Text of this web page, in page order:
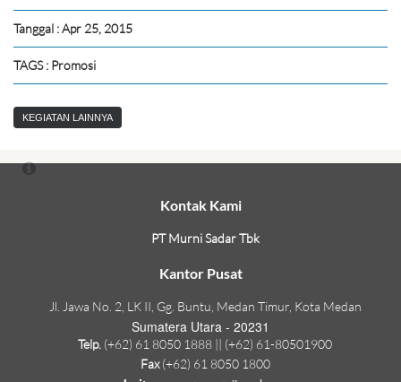
Tanggal : Apr 25, 2015
TAGS : Promosi
KEGIATAN LAINNYA
Kontak Kami
PT Murni Sadar Tbk
Kantor Pusat
Jl. Jawa No. 2, LK II, Gg. Buntu, Medan Timur, Kota Medan
Sumatera Utara - 20231
Telp. (+62) 61 8050 1888 || (+62) 61-80501900
Fax(+62) 61 8050 1800